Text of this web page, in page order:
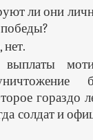
ли они
гораздо
солдат и